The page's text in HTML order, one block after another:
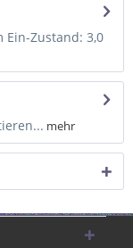
Ein-Zustand: 3,0
mehr